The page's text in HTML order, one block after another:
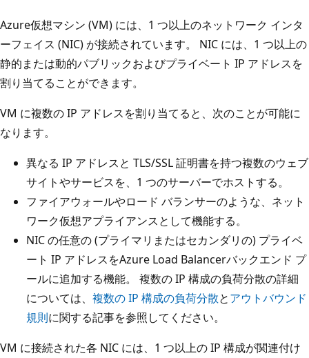
Azure仮想マシン (VM) には、1 つ以上のネットワーク インタ
ーフェイス (NIC) が接続されています。 NIC には、1 つ以上の
静的または動的パブリックおよびプライベート IP アドレスを
割り当てることができます。
VM に複数の IP アドレスを割り当てると、次のことが可能に
なります。
異なる IP アドレスと TLS/SSL 証明書を持つ複数のウェブ
サイトやサービスを、1 つのサーバーでホストする。
ファイアウォールやロード バランサーのような、ネット
ワーク仮想アプライアンスとして機能する。
NIC の任意の (プライマリまたはセカンダリの) プライベ
ート IP アドレスをAzure Load Balancerバックエンド プ
ールに追加する機能。 複数の IP 構成の負荷分散の詳細
については、 複数の IP 構成の負荷分散とアウトバウンド
規則に関する記事を参照してください。
VM に接続された各 NIC には、1 つ以上の IP 構成が関連付け